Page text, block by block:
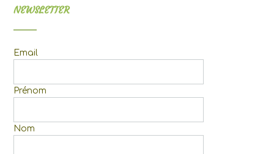
NEWSLETTER
Email
Prénom
Nom